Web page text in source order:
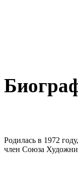
Родилась в 1972
член Союза